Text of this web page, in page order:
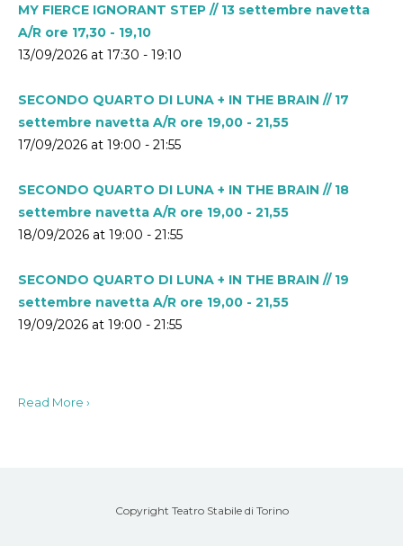
MY FIERCE IGNORANT STEP // 13 settembre navetta
A/R ore 17,30 - 19,10
13/09/2026 at 17:30 - 19:10
SECONDO QUARTO DI LUNA + IN THE BRAIN // 17
settembre navetta A/R ore 19,00 - 21,55
17/09/2026 at 19:00 - 21:55
SECONDO QUARTO DI LUNA + IN THE BRAIN // 18
settembre navetta A/R ore 19,00 - 21,55
18/09/2026 at 19:00 - 21:55
SECONDO QUARTO DI LUNA + IN THE BRAIN // 19
settembre navetta A/R ore 19,00 - 21,55
19/09/2026 at 19:00 - 21:55
Read More ›
Copyright Teatro Stabile di Torino